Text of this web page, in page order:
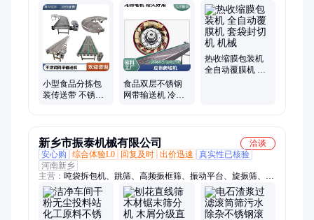
小型食品分拣包
装传送带 不锈钢
食品双层不锈钢
网带输送机 冷冻
热收缩膜包装机
全自动覆膜机 套
新乡市振泰机械有限公司
洽谈
安心购
综合体验L0 回复及时 出价迅速
真实性已核验
河南新乡
主营： 吨袋拆包机、跳筛、高频振框筛、振动平台、旋振筛、直
排筛、直线筛、无尘投料站、真空上料机、高频过滤筛、试验
筛、超声波振动筛、滚筒筛、概率筛、脱水筛、卧式气流筛、塑
料振动筛、振动料斗、仓壁振动器、振动给料机、振动电机、